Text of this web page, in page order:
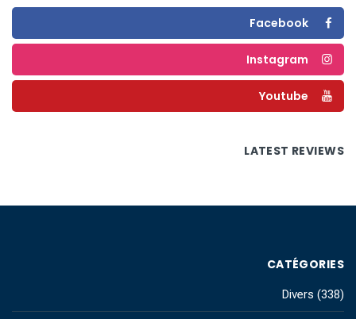
Facebook
Instagram
Youtube
LATEST REVIEWS
CATÉGORIES
Divers (338)